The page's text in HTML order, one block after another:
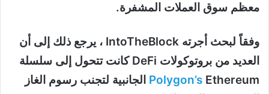
معظم سوق العملات المشفرة.
وفقاً لبحث أجرته IntoTheBlock ، يرجع ذلك إلى أن
العديد من بروتوكولات DeFi كانت تتحول إلى سلسلة
Polygon’s Ethereum الجانبية لتجنب رسوم الغاز